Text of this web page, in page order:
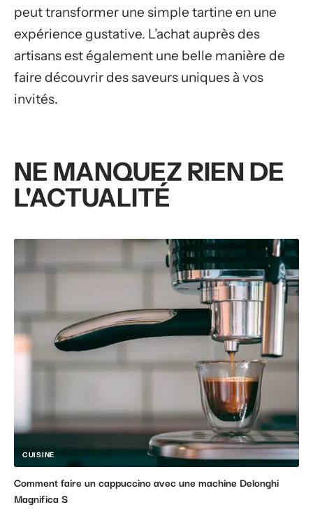
peut transformer une simple tartine en une
expérience gustative. L’achat auprès des
artisans est également une belle manière de
faire découvrir des saveurs uniques à vos
invités.
NE MANQUEZ RIEN DE
L'ACTUALITÉ
CUISINE
Comment faire un cappuccino avec une machine Delonghi
Magnifica S